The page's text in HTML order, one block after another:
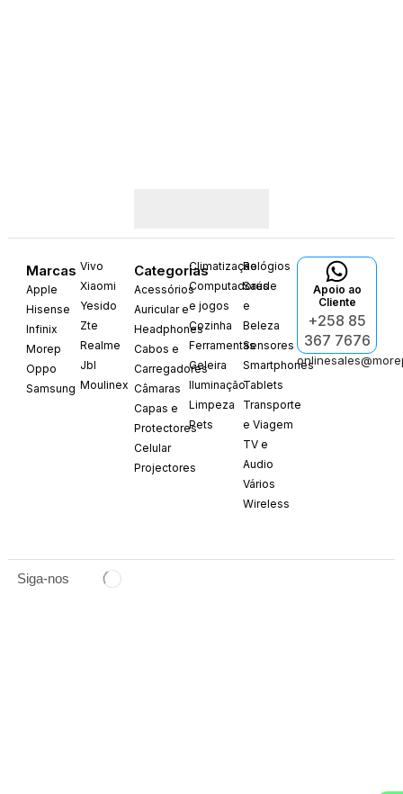
Marcas
Apple
Hisense
Infinix
Morep
Oppo
Samsung
Vivo
Xiaomi
Yesido
Zte
Realme
Jbl
Moulinex
Categorias
Acessórios
Auricular e
Headphones
Cabos e
Carregadores
Câmaras
Capas e
Protectores
Celular
Projectores
Climatização
Computadores
e jogos
Cozinha
Ferramentas
Geleira
Iluminação
Limpeza
Pets
Relógios
Saúde
e
Beleza
Sensores
Smartphones
Tablets
Transporte
e Viagem
TV e
Audio
Vários
Wireless
Apoio ao
Cliente
+258 85
367 7676
Siga-nos